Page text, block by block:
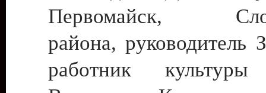
Первомайск,
района, руководитель
работник культуры